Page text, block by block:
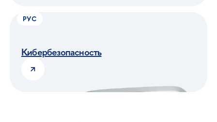
РУС
Кибербезопасность
это онлайн-кампус
НИУ ВШЭ
современные технологии и тренды